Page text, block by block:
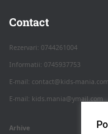
Contact
Rezervari: 0744261004
Informatii: 0745937753
E-mail: contact@kids-mania.com
E-mail: kids.mania@ymail.com
Arhive
Apasa pe o categorie ca sa
PETRECERI COPII